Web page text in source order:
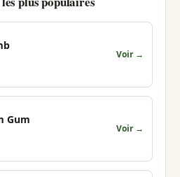
Voir →
Gum
Voir →